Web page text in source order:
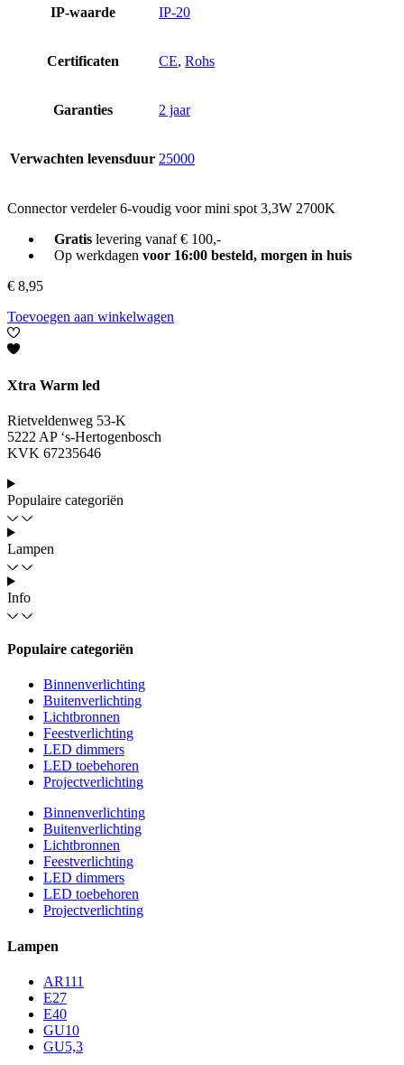
IP-waarde IP-20
Certificaten CE, Rohs
Garanties 2 jaar
Verwachten levensduur 25000
Connector verdeler 6-voudig voor mini spot 3,3W 2700K
Gratislevering vanaf € 100,-
Op werkdagen voor 16:00 besteld, morgen in huis
€ 8,95
Toevoegen aan winkelwagen
Xtra Warm led
Rietveldenweg 53-K
5222 AP ‘s-Hertogenbosch
KVK 67235646
Populaire categoriën
Lampen
Info
Populaire categoriën
Binnenverlichting
Buitenverlichting
Lichtbronnen
Feestverlichting
LED dimmers
LED toebehoren
Projectverlichting
Binnenverlichting
Buitenverlichting
Lichtbronnen
Feestverlichting
LED dimmers
LED toebehoren
Projectverlichting
Lampen
AR111
E27
E40
GU10
GU5,3